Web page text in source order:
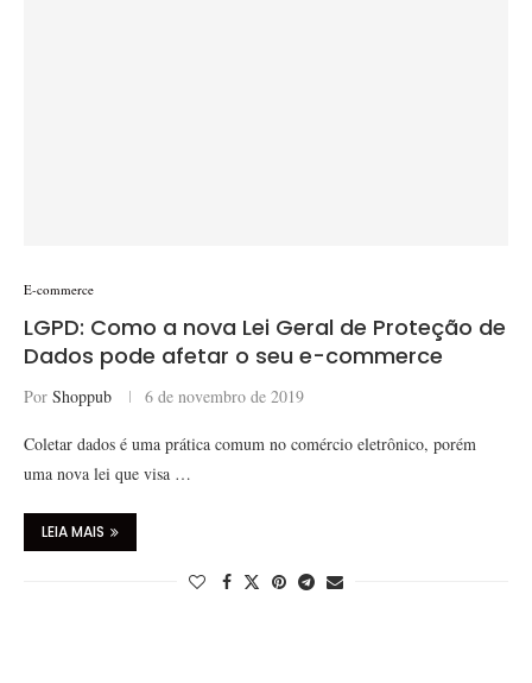
E-commerce
LGPD: Como a nova Lei Geral de Proteção de
Dados pode afetar o seu e-commerce
Por Shoppub 6 de novembro de 2019
Coletar dados é uma prática comum no comércio eletrônico, porém
uma nova lei que visa …
LEIA MAIS